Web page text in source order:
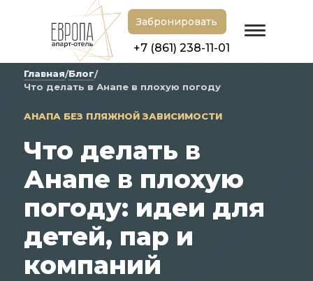
Забронировать
+7 (861) 238-11-01
Главная/Блог/
Что делать в Анапе в плохую погоду
АНАПА БЕЗ ПЛЯЖНОЙ ЗАВИСИМОСТИ
Что делать в
Анапе в плохую
погоду: идеи для
детей, пар и
компаний